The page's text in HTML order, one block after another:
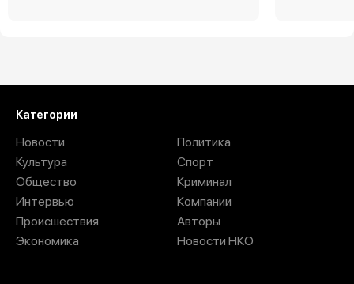
Категории
Новости
Культура
Общество
Интервью
Происшествия
Экономика
Политика
Спорт
Криминал
Компании
Авторы
Новости НКО